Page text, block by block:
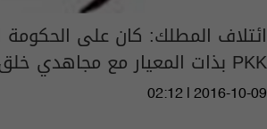
ائتلاف المطلك: كان على الحكومة
PKK بذات المعيار مع مجاهدي خلق
02:12 | 2016-10-09